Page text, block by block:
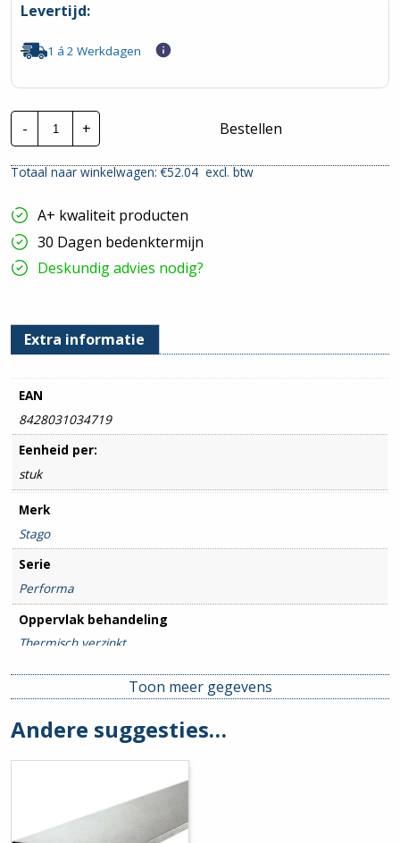
Levertijd:
1 á 2 Werkdagen
-
Stago
Draadgoot
Performa
|
3
Meter
hoeveelheid
+ Bestellen
Totaal naar winkelwagen: €52.04excl. btw
A+ kwaliteit producten
30 Dagen bedenktermijn
Deskundig advies nodig?
Extra informatie
EAN
8428031034719
Eenheid per:
stuk
Merk
Stago
Serie
Performa
Oppervlak behandeling
Thermisch verzinkt
Breedte goot
200mm
Hoogte goot
Toon meer gegevens
Andere suggesties…